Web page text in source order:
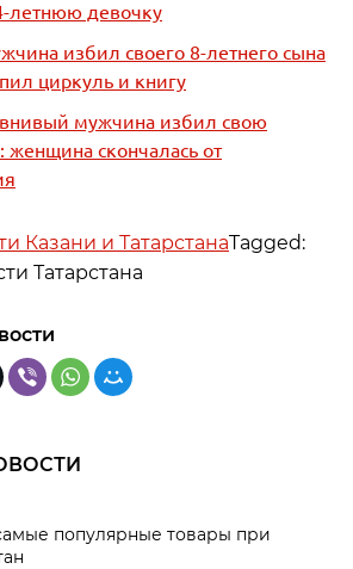
летнюю девочку
избил своего 8-летнего сына
циркуль и книгу
мужчина избил свою
скончалась от
Казани и ТатарстанаTagged:
Татарстана
популярные товары при